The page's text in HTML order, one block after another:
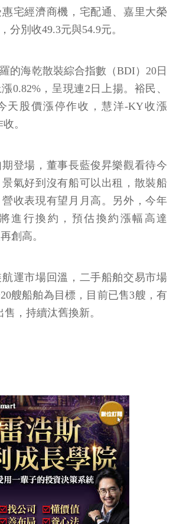
宅經濟商機，宅配通、嘉里大榮
分別收49.3元與54.9元。
的海乾散裝綜合指數（BDI）20日
0.82%，呈現連2日上揚。裕民、
天股價漲停作收，慧洋-KY收漲
。
登場，董事長藍俊昇樂觀看待今
氣好到沒有船可以出租，散裝船
收表現有望月月高。另外，今年
進行換約，預估換約漲幅高達
創高。
運市場回溫，二手船舶交易市場
艘船舶為目標，目前已售3艘，有
，持續汰舊換新。